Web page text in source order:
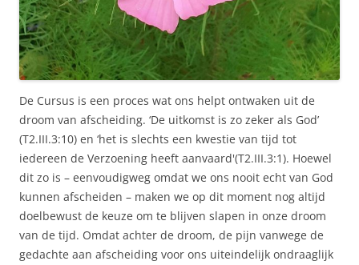
De Cursus is een proces wat ons helpt ontwaken uit de
droom van afscheiding. ‘De uitkomst is zo zeker als God’
(T2.III.3:10) en ‘het is slechts een kwestie van tijd tot
iedereen de Verzoening heeft aanvaard'(T2.III.3:1). Hoewel
dit zo is – eenvoudigweg omdat we ons nooit echt van God
kunnen afscheiden – maken we op dit moment nog altijd
doelbewust de keuze om te blijven slapen in onze droom
van de tijd. Omdat achter de droom, de pijn vanwege de
gedachte aan afscheiding voor ons uiteindelijk ondraaglijk